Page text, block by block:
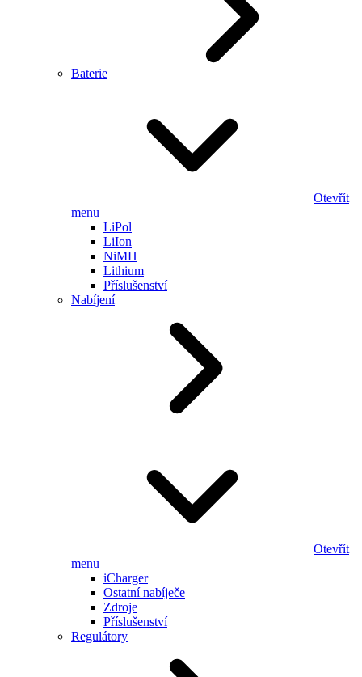
Baterie
Otevřít
menu
LiPol
LiIon
NiMH
Lithium
Příslušenství
Nabíjení
Otevřít
menu
iCharger
Ostatní nabíječe
Zdroje
Příslušenství
Regulátory